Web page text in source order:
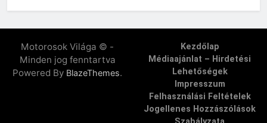
Motorosok Világa © -
Minden jog fenntartva
Powered By BlazeThemes.
Kezdőlap
Médiaajánlat – Hirdetési
Lehetőségek
Impresszum
Felhasználási Feltételek
Jogellenes Hozzászólások